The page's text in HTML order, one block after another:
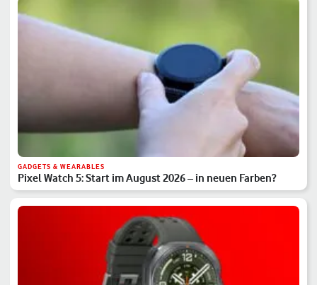
GADGETS & WEARABLES
Pixel Watch 5: Start im August 2026 – in neuen Farben?